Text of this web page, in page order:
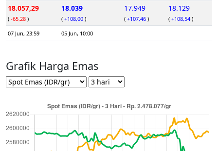
18.057,29
( -65,28 )
18.039
( +108,00 )
17.949
( +107,46 )
18.129
( +108,54 )
07 Jun, 23:59
05 Jun, 10:00
Grafik Harga Emas